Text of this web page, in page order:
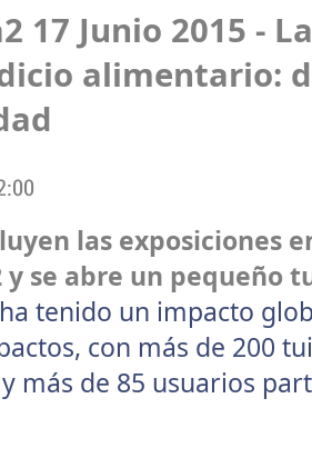
17 Junio 2015 -
alimentario:
las exposiciones
se abre un pequeño
tenido un impacto
con más de 200
más de 85 usuarios